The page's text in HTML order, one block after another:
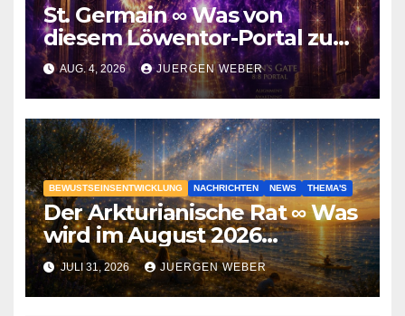
St. Germain ∞ Was von
diesem Löwentor-Portal zu
erwarten ist
AUG. 4, 2026 JUERGEN WEBER
BEWUSTSEINSENTWICKLUNG NACHRICHTEN NEWS THEMA'S
Der Arkturianische Rat ∞ Was
wird im August 2026
geschehen?
JULI 31, 2026 JUERGEN WEBER